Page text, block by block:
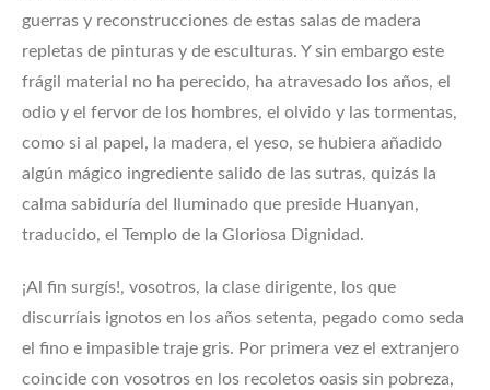
guerras y reconstruccio­nes de estas salas de madera
repletas de pinturas y de esculturas. Y sin embargo este
frágil material no ha perecido, ha atravesado los años, el
odio y el fervor de los hombres, el olvido y las tormentas,
como si al papel, la madera, el yeso, se hubiera añadido
algún mágico ingrediente salido de las sutras, quizás la
calma sabiduría del Iluminado que preside Huanyan,
traducido, el Templo de la Gloriosa Dignidad.
¡Al fin surgís!, vosotros, la clase dirigente, los que
discurríais ignotos en los años setenta, pegado como seda
el fino e impasible traje gris. Por primera vez el extranjero
coincide con vosotros en los recoletos oasis sin pobreza,